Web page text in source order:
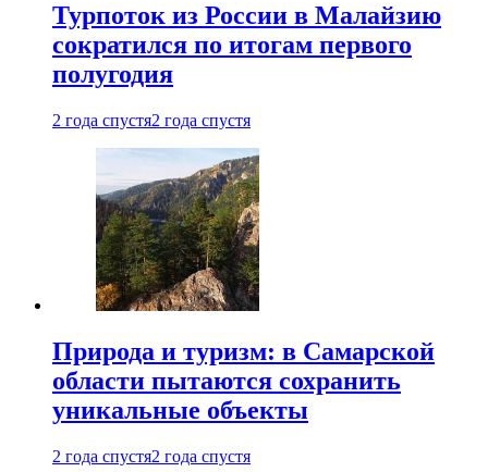
Турпоток из России в Малайзию
сократился по итогам первого
полугодия
2 года спустя2 года спустя
Природа и туризм: в Самарской
области пытаются сохранить
уникальные объекты
2 года спустя2 года спустя